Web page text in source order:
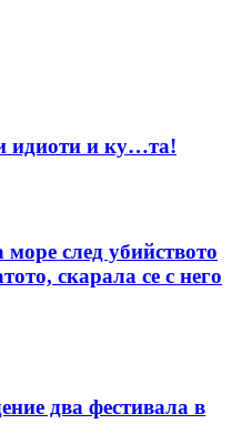
идиоти и ку…та!
след убийството
скарала се с него
два фестивала в